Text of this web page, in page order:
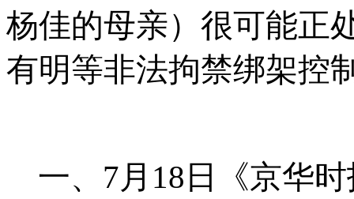
杨佳的母亲）很可能正
有明等非法拘禁绑架控
一、 7月 18 日《京华